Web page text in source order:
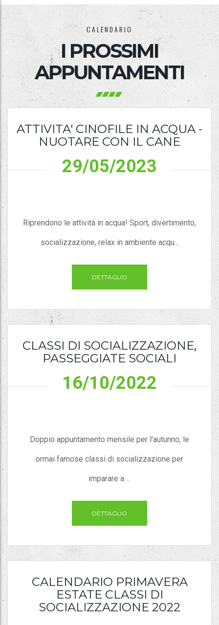
CALENDARIO
I PROSSIMI
APPUNTAMENTI
ATTIVITA' CINOFILE IN ACQUA -
NUOTARE CON IL CANE
29/05/2023
Riprendono le attività in acqua! Sport, divertimento,
socializzazione, relax in ambiente acqu...
DETTAGLIO
CLASSI DI SOCIALIZZAZIONE,
PASSEGGIATE SOCIALI
16/10/2022
Doppio appuntamento mensile per l'autunno, le
ormai famose classi di socializzazione per
imparare a ...
DETTAGLIO
CALENDARIO PRIMAVERA
ESTATE CLASSI DI
SOCIALIZZAZIONE 2022